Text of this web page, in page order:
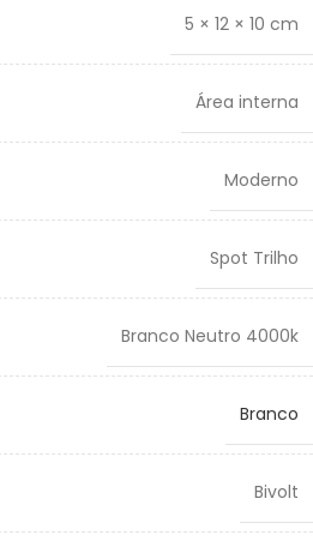
5 × 12 × 10 cm
Área interna
Moderno
Spot Trilho
Branco Neutro 4000k
Branco
Bivolt